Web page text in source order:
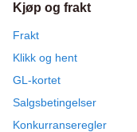
Kjøp og frakt
Frakt
Klikk og hent
GL-kortet
Salgsbetingelser
Konkurranseregler